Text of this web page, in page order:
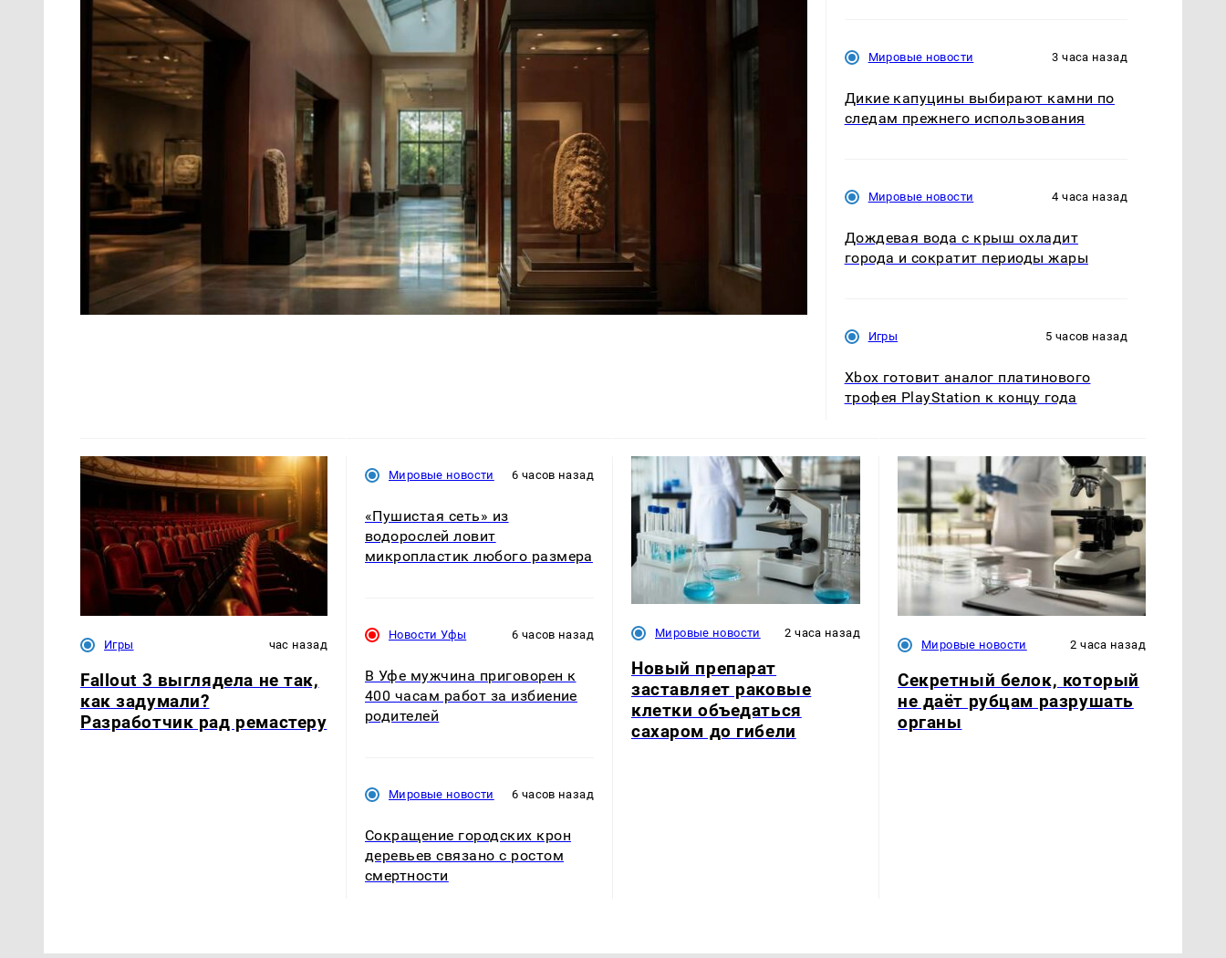
Мировые новости 3 часа назад
Дикие капуцины выбирают камни по
следам прежнего использования
Мировые новости 4 часа назад
Дождевая вода с крыш охладит
города и сократит периоды жары
Игры 5 часов назад
Xbox готовит аналог платинового
трофея PlayStation к концу года
Игры час назад
Fallout 3 выглядела не так,
как задумали?
Разработчик рад ремастеру
Мировые новости 6 часов назад
«Пушистая сеть» из
водорослей ловит
микропластик любого размера
Новости Уфы 6 часов назад
В Уфе мужчина приговорен к
400 часам работ за избиение
родителей
Мировые новости 6 часов назад
Сокращение городских крон
деревьев связано с ростом
смертности
Мировые новости 2 часа назад
Новый препарат
заставляет раковые
клетки объедаться
сахаром до гибели
Мировые новости 2 часа назад
Секретный белок, который
не даёт рубцам разрушать
органы